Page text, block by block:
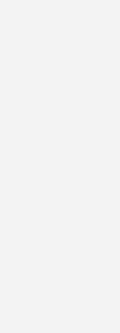
beginnt mit dem Bau
Peter
von einer